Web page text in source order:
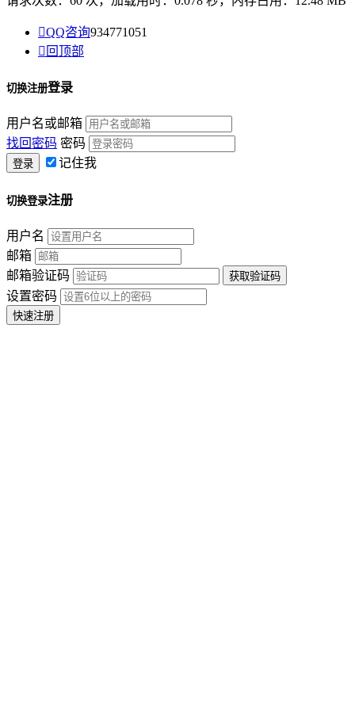
QQ咨询934771051
 回顶部
切换注册登录
用户名或邮箱
找回密码 密码
记住我
切换登录注册
用户名
邮箱
邮箱验证码
设置密码